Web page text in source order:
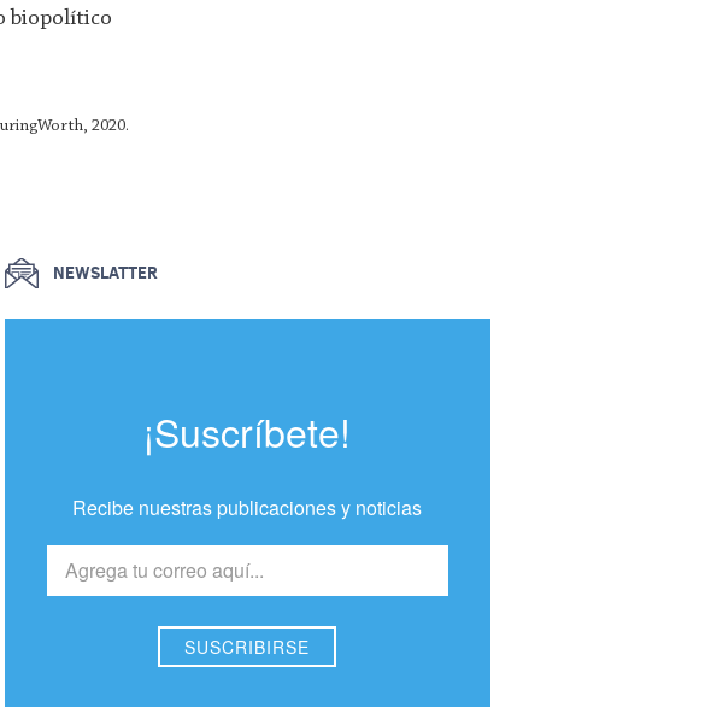
biopolítico
2020.
NEWSLATTER
¡Suscríbete!
Recibe nuestras publicaciones y noticias